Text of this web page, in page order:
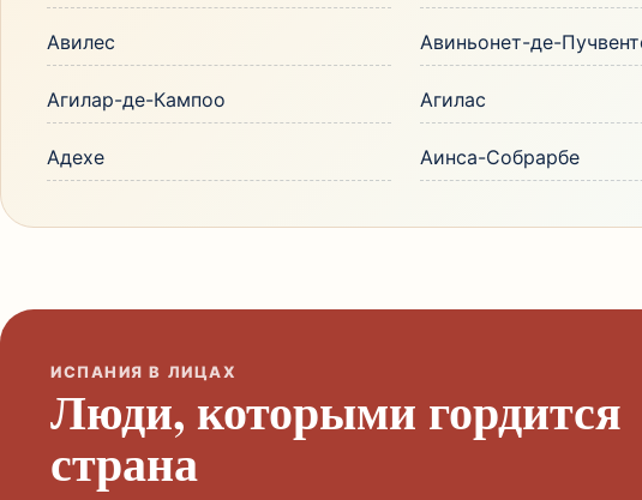
Авилес Авиньонет-де-
Агилар-де-Кампоо Агилас
Адехе Аинса-Собрарбе
ИСПАНИЯ В ЛИЦАХ
Люди, которыми гордится
страна